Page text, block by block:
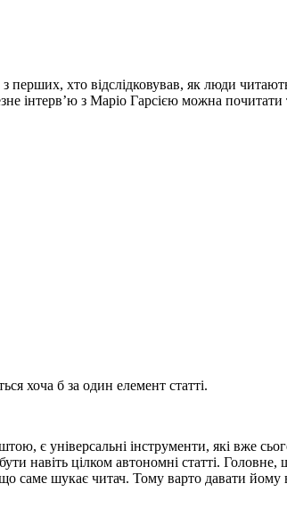
перших, хто відслідковував, як люди
інтерв’ю з Маріо Гарсією можна почитати
хоча б за один елемент статті.
є універсальні інструменти, які вже
навіть цілком автономні статті.
саме шукає читач. Тому варто давати йому